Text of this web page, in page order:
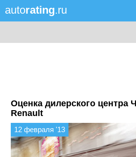
autorating.ru
Оценка дилерского центра
Renault
12 февраля '13